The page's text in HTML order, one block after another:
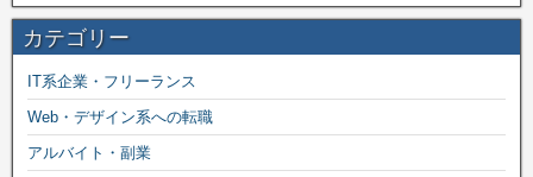
カテゴリー
IT系企業・フリーランス
Web・デザイン系への転職
アルバイト・副業